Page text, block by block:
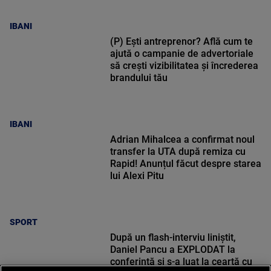
IBANI
IBANI
(P) Ești antreprenor? Află cum te
ajută o campanie de advertoriale
să crești vizibilitatea și încrederea
brandului tău
SPORT
Adrian Mihalcea a confirmat noul
transfer la UTA după remiza cu
Rapid! Anunțul făcut despre starea
lui Alexi Pitu
După un flash-interviu liniștit,
Daniel Pancu a EXPLODAT la
conferință și s-a luat la ceartă cu